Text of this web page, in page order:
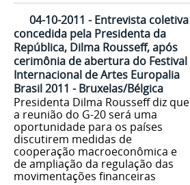
04-10-2011 - Entrevista coletiva
concedida pela Presidenta da
República, Dilma Rousseff, após
cerimônia de abertura do Festival
Internacional de Artes Europalia
Brasil 2011 - Bruxelas/Bélgica
Presidenta Dilma Rousseff diz que
a reunião do G-20 será uma
oportunidade para os países
discutirem medidas de
cooperação macroeconômica e
de ampliação da regulação das
movimentações financeiras